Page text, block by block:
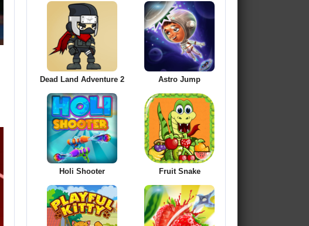
Dead Land Adventure 2 Astro Jump
Holi Shooter Fruit Snake